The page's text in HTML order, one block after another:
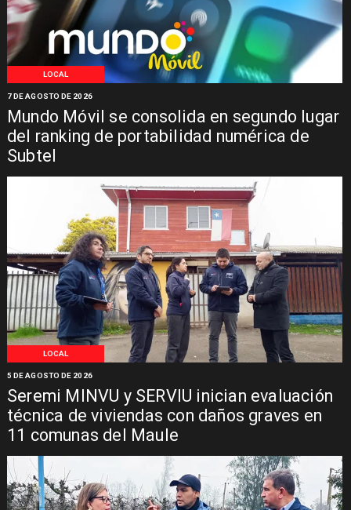
LOCAL
Mundo Móvil se consolida en segundo lugar
del ranking de portabilidad numérica de
Subtel
7 DE AGOSTO DE 2026
LOCAL
Seremi MINVU y SERVIU inician evaluación
técnica de viviendas con daños graves en
11 comunas del Maule
5 DE AGOSTO DE 2026